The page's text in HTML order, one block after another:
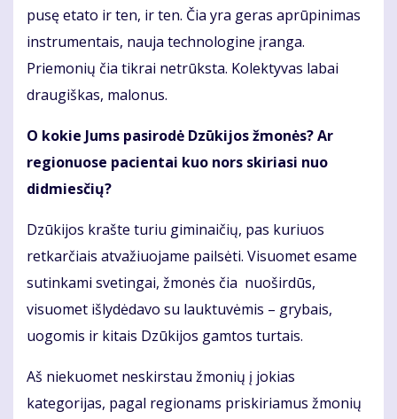
pusę etato ir ten, ir ten. Čia yra geras aprūpinimas
instrumentais, nauja technologine įranga.
Priemonių čia tikrai netrūksta. Kolektyvas labai
draugiškas, malonus.
O kokie Jums pasirodė Dzūkijos žmonės? Ar
regionuose pacientai kuo nors skiriasi nuo
didmiesčių?
Dzūkijos krašte turiu giminaičių, pas kuriuos
retkarčiais atvažiuojame pailsėti. Visuomet esame
sutinkami svetingai, žmonės čia nuoširdūs,
visuomet išlydėdavo su lauktuvėmis – grybais,
uogomis ir kitais Dzūkijos gamtos turtais.
Aš niekuomet neskirstau žmonių į jokias
kategorijas, pagal regionams priskiriamus žmonių